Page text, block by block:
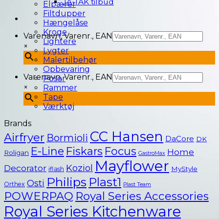
Varenavn, Varenr., EAN
×
Varenavn, Varenr., EAN
×
Elpærer
Filtdupper
Hængelåse
Kroge
Lightere
Lygter
Malertilbehør
Opbevaring
Poser
Rammer
Tape
Værktøj
Brands
Airfryer Bormioli CC Hansen DaCore DK
Roligan E-Line Fiskars Focus GastroMax Home
Decorator iflash Koziol Mayflower MyStyle
Orthex Osti Philips Plast1 Plast Team
POWERPAQ Royal Series Accessories
Royal Series Kitchenware